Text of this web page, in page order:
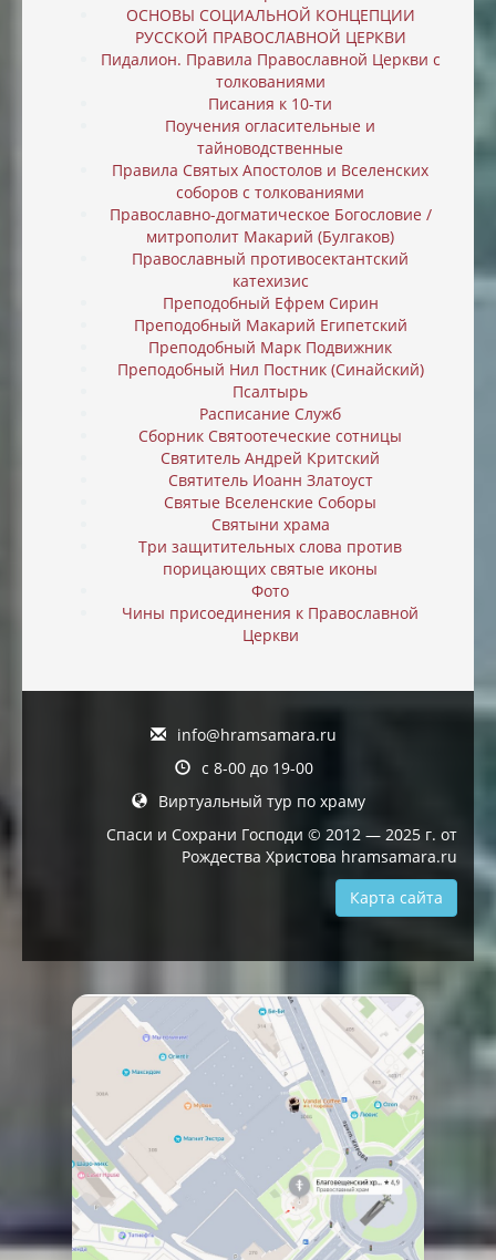
ОСНОВЫ СОЦИАЛЬНОЙ КОНЦЕПЦИИ
РУССКОЙ ПРАВОСЛАВНОЙ ЦЕРКВИ
Пидалион. Правила Православной Церкви с
толкованиями
Писания к 10-ти
Поучения огласительные и
тайноводственные
Правила Святых Апостолов и Вселенских
соборов с толкованиями
Православно-догматическое Богословие /
митрополит Макарий (Булгаков)
Православный противосектантский
катехизис
Преподобный Ефрем Сирин
Преподобный Макарий Египетский
Преподобный Марк Подвижник
Преподобный Нил Постник (Синайский)
Псалтырь
Расписание Служб
Сборник Святоотеческие сотницы
Святитель Андрей Критский
Святитель Иоанн Златоуст
Святые Вселенские Соборы
Святыни храма
Три защитительных слова против
порицающих святые иконы
Фото
Чины присоединения к Православной
Церкви
info@hramsamara.ru
с 8-00 до 19-00
Виртуальный тур по храму
Спаси и Сохрани Господи © 2012 — 2025 г. от
Рождества Христова hramsamara.ru
Карта сайта